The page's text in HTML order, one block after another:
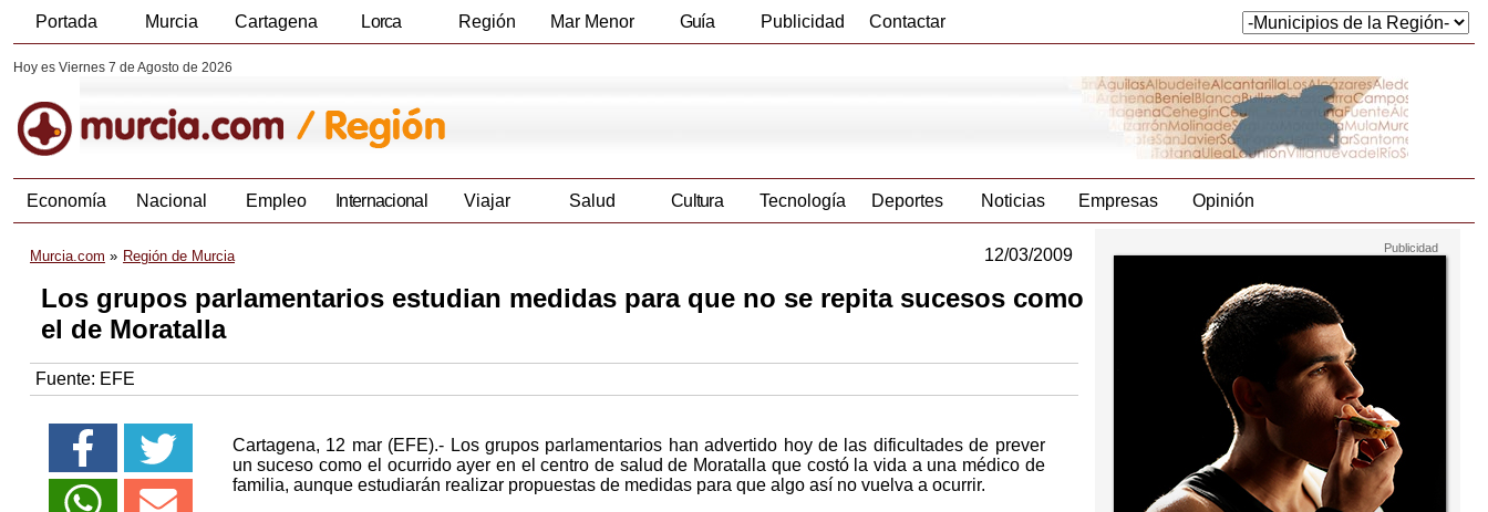
Portada Murcia Cartagena Lorca Región Mar Menor Guía Publicidad Contactar
Hoy es Viernes 7 de Agosto de 2026
Economía Nacional Empleo Internacional Viajar Salud Cultura Tecnología Deportes Noticias Empresas Opinión
Murcia.com Región de Murcia 12/03/2009
Los grupos parlamentarios estudian medidas para que no se repita sucesos como
el de Moratalla
Fuente: EFE
Cartagena, 12 mar (EFE).- Los grupos parlamentarios han advertido hoy de las dificultades de prever
un suceso como el ocurrido ayer en el centro de salud de Moratalla que costó la vida a una médico de
familia, aunque estudiarán realizar propuestas de medidas para que algo así no vuelva a ocurrir.